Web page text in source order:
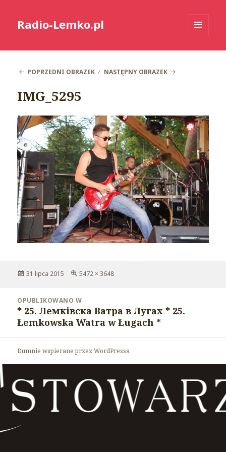
Radio-Lemko.pl
POPRZEDNI OBRAZEK
NASTĘPNY OBRAZEK
IMG_5295
Opublikowano
31 lipca 2015
Pełny
5472 × 3648
wpisu
OPUBLIKOWANO W
* 25. Лемківска Ватра в Лугах * 25.
Łemkowska Watra w Ługach *
Dumnie wspierane przez WordPressa